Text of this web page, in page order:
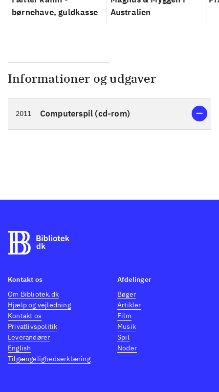
børnehave, guldkasse
Australien
Informationer og udgaver
2011 Computerspil (cd-rom)
Kontakt os
Om Bibliotek.dk
Hjælp og vejledning
Kontakt os
Privatlivspolitik
Leverandører
English
Tilgængelighedserklæring
Afdelinger
Bøger
Artikler
Film
Musik
Spil
Noder